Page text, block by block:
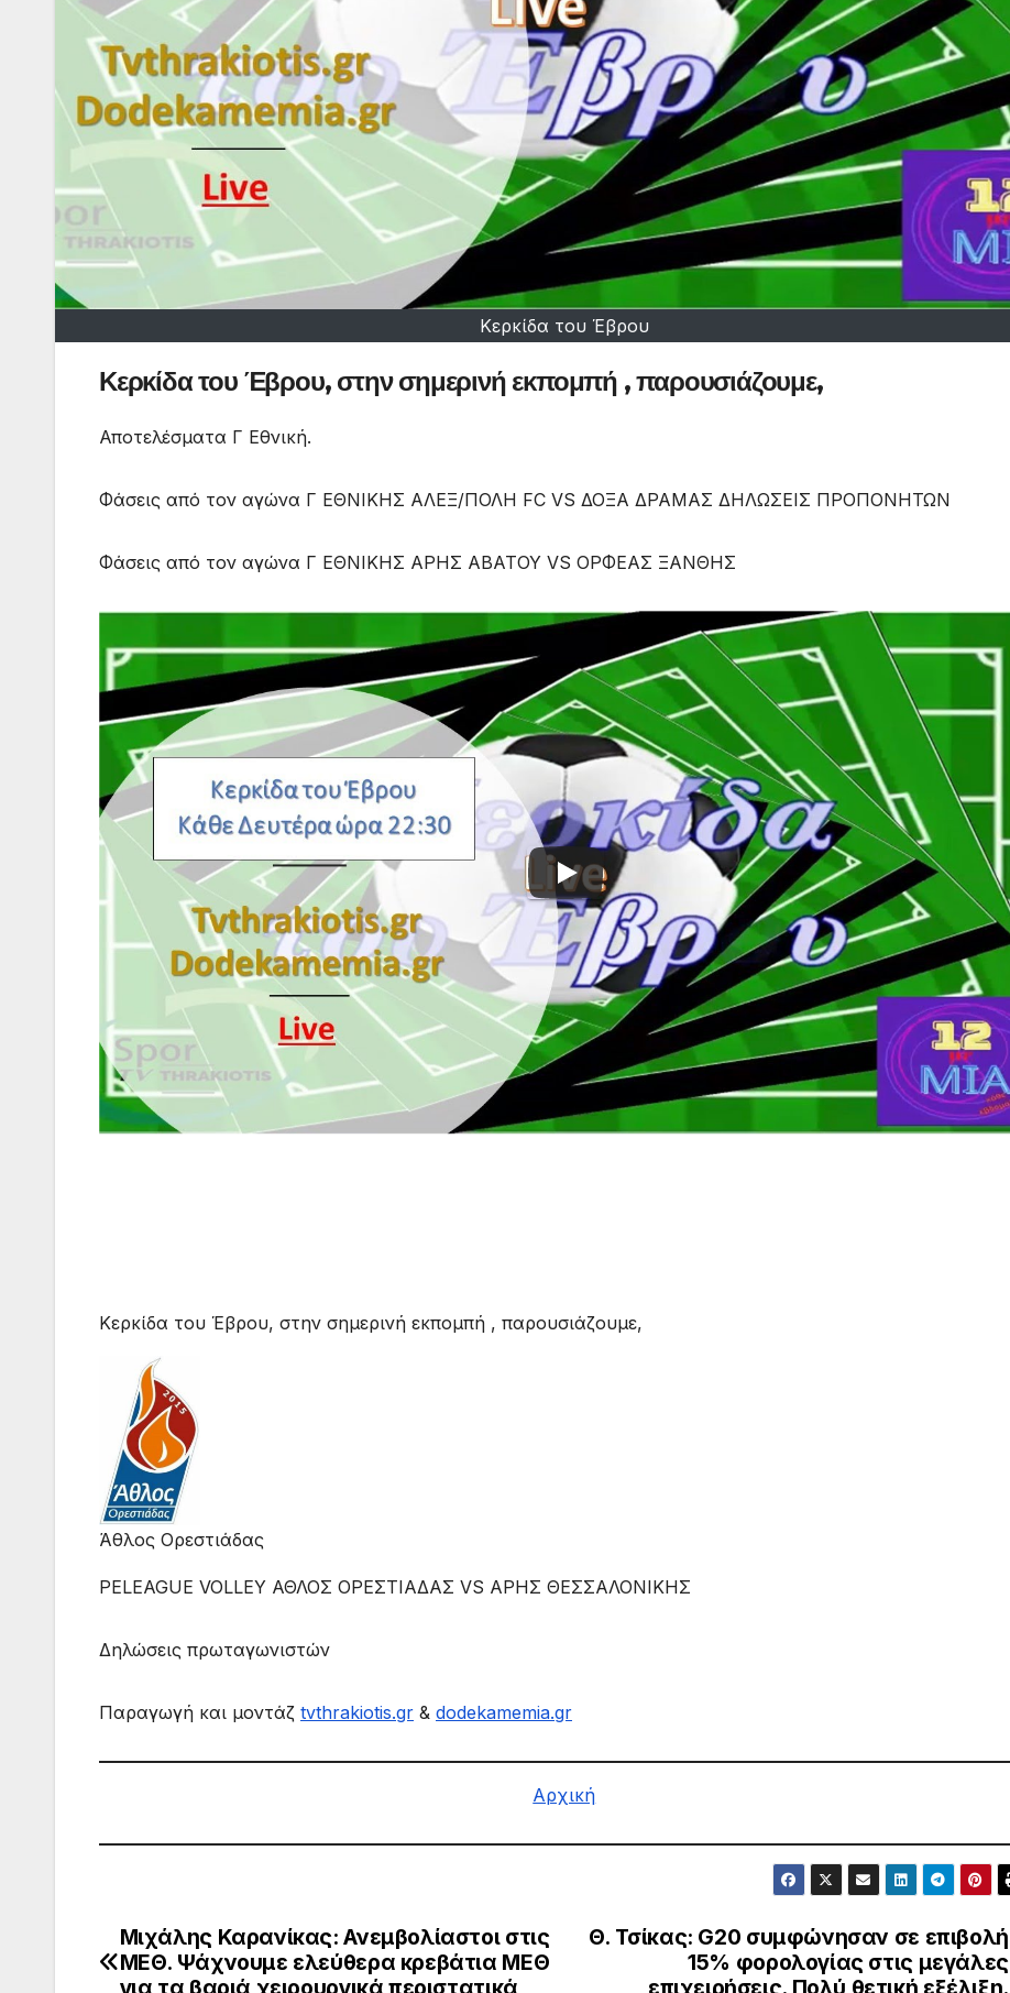
Κερκίδα του Έβρου
Κερκίδα του Έβρου, στην σημερινή εκπομπή , παρουσιάζουμε,
Αποτελέσματα Γ Εθνική.
Φάσεις από τον αγώνα Γ ΕΘΝΙΚΗΣ ΑΛΕΞ/ΠΟΛΗ FC VS ΔΟΞΑ ΔΡΑΜΑΣ ΔΗΛΩΣΕΙΣ ΠΡΟΠΟΝΗΤΩΝ
Φάσεις από τον αγώνα Γ ΕΘΝΙΚΗΣ ΑΡΗΣ ΑΒΑΤΟΥ VS ΟΡΦΕΑΣ ΞΑΝΘΗΣ
Κερκίδα του Έβρου, στην σημερινή εκπομπή , παρουσιάζουμε,
Άθλος Ορεστιάδας
PELEAGUE VOLLEY ΑΘΛΟΣ ΟΡΕΣΤΙΑΔΑΣ VS ΑΡΗΣ ΘΕΣΣΑΛΟΝΙΚΗΣ
Δηλώσεις πρωταγωνιστών
Παραγωγή και μοντάζ tvthrakiotis.gr & dodekamemia.gr
Αρχική
Πλοήγηση
Θ. Τσίκας: G20 συμφώνησαν σε επιβολή
15% φορολογίας στις μεγάλες
επιχειρήσεις. Πολύ θετική εξέλιξη.
Μιχάλης Καρανίκας: Ανεμβολίαστοι στις
ΜΕΘ. Ψάχνουμε ελεύθερα κρεβάτια ΜΕΘ
για τα βαριά χειρουργικά περιστατικά